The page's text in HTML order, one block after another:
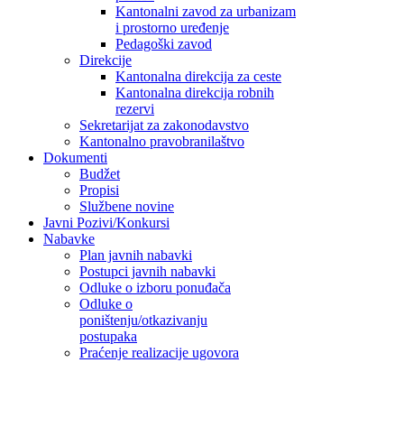
Kantonalni zavod za urbanizam
i prostorno uređenje
Pedagoški zavod
Direkcije
Kantonalna direkcija za ceste
Kantonalna direkcija robnih
rezervi
Sekretarijat za zakonodavstvo
Kantonalno pravobranilaštvo
Dokumenti
Budžet
Propisi
Službene novine
Javni Pozivi/Konkursi
Nabavke
Plan javnih nabavki
Postupci javnih nabavki
Odluke o izboru ponuđača
Odluke o
poništenju/otkazivanju
postupaka
Praćenje realizacije ugovora